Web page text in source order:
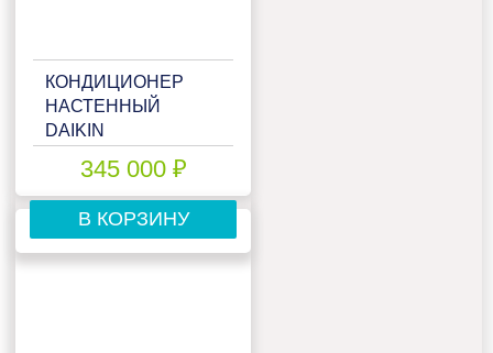
КОНДИЦИОНЕР
НАСТЕННЫЙ
DAIKIN
345 000 ₽
В КОРЗИНУ